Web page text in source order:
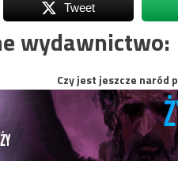
Tweet
wydawnictwo:
Czy jest jeszcze naród